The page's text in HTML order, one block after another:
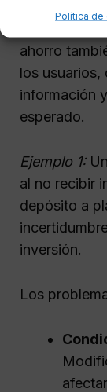
Política de
ahorro
los usuarios,
información
esperado.
Ejemplo 1:
al no recibir
depósito a
inversión.
Los